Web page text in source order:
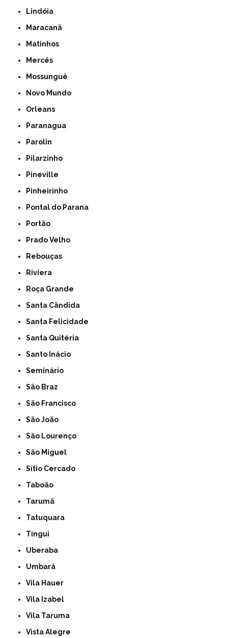
Lindóia
Maracanã
Matinhos
Mercês
Mossunguê
Novo Mundo
Orleans
Paranagua
Parolin
Pilarzinho
Pineville
Pinheirinho
Pontal do Parana
Portão
Prado Velho
Rebouças
Riviera
Roça Grande
Santa Cândida
Santa Felicidade
Santa Quitéria
Santo Inácio
Seminário
São Braz
São Francisco
São João
São Lourenço
São Miguel
Sítio Cercado
Taboão
Tarumã
Tatuquara
Tingui
Uberaba
Umbará
Vila Hauer
Vila Izabel
Vila Taruma
Vista Alegre